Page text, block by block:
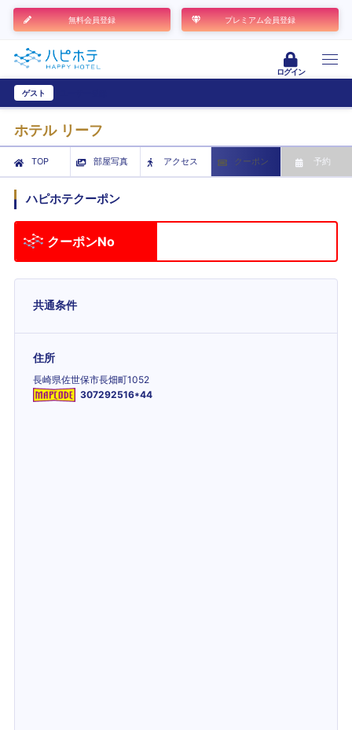
無料会員登録 プレミアム会員登録
ログイン
ゲスト
ホテル リーフ
TOP 部屋写真 アクセス クーポン 予約
ハピホテクーポン
クーポンNo
共通条件
住所
長崎県佐世保市長畑町1052
307292516*44